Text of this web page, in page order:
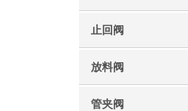
止回阀
放料阀
管夹阀